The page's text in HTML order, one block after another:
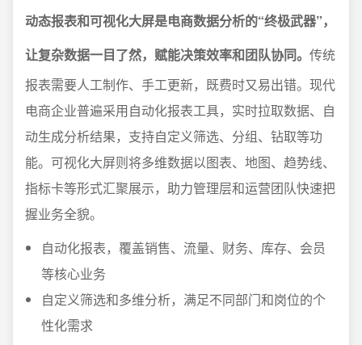
动态报表和可视化大屏是电商数据分析的“终极武器”，
让复杂数据一目了然，赋能决策效率和团队协同。 传统
报表需要人工制作、手工更新，既费时又易出错。现代
电商企业普遍采用自动化报表工具，实时拉取数据、自
动生成分析结果，支持自定义筛选、分组、钻取等功
能。可视化大屏则将多维数据以图表、地图、趋势线、
指标卡等形式汇聚展示，助力管理层和运营团队快速把
握业务全貌。
自动化报表，覆盖销售、流量、财务、库存、会员
等核心业务
自定义筛选和多维分析，满足不同部门和岗位的个
性化需求